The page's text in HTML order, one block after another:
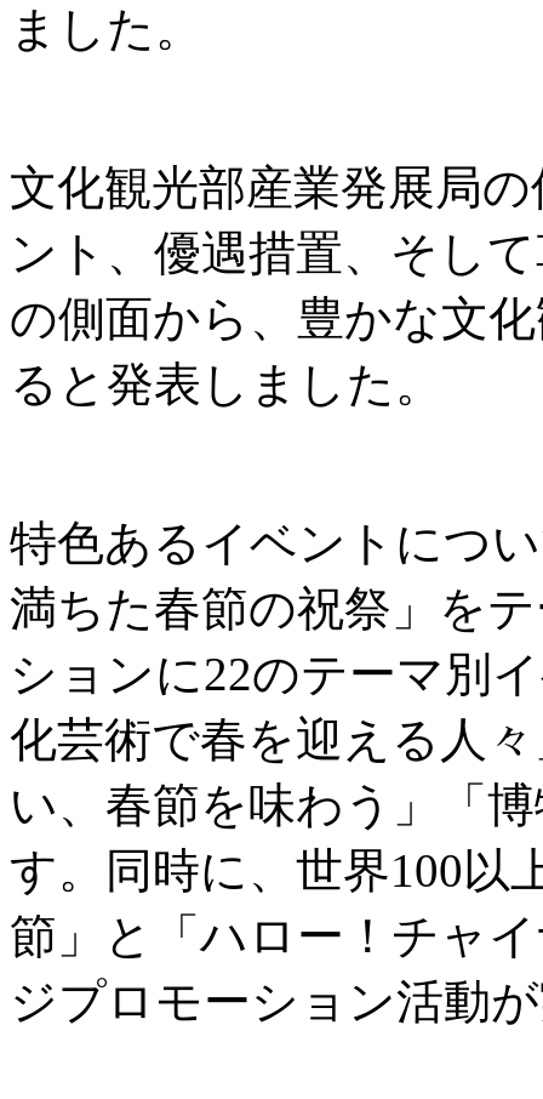
ました。
文化観光部産業発展局
ント、優遇措置、そし
の側面から、豊かな文
ると発表しました。
特色あるイベントにつ
満ちた春節の祝祭」を
ションに22のテーマ別
化芸術で春を迎える人
い、春節を味わう」「
す。同時に、世界100以
節」と「ハロー！チャ
ジプロモーション活動